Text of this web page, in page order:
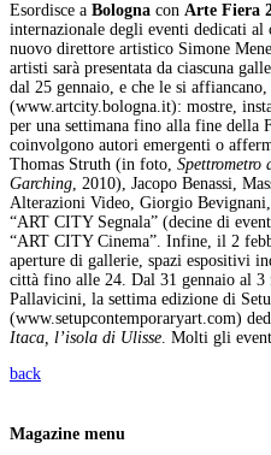
Esordisce a Bologna con Arte Fiera
internazionale degli eventi dedicati al
nuovo direttore artistico Simone
artisti sarà presentata da ciascuna
dal 25 gennaio, e che le si
(www.artcity.bologna.it): mostre,
per una settimana fino alla fine della
coinvolgono autori emergenti o
Thomas Struth (in foto, Spettrometro
Garching, 2010), Jacopo Benassi,
Alterazioni Video, Giorgio
“ART CITY Segnala” (decine di
“ART CITY Cinema”. Infine, il 2
aperture di gallerie, spazi espositivi
città fino alle 24. Dal 31 gennaio al 3
Pallavicini, la settima edizione di
(www.setupcontemporaryart.com)
Itaca, l’isola di Ulisse. Molti gli
back
Magazine menu